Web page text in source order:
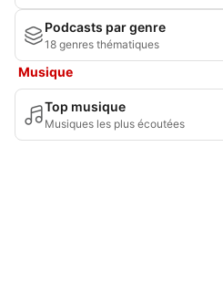
Podcasts par genre
18 genres thématiques
Musique
Top musique
Musiques les plus écoutées